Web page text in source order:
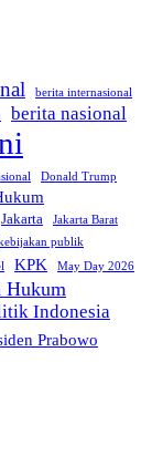
berita internasional
berita nasional
Donald Trump
Jakarta
Jakarta Barat
publik
KPK May Day 2026
Hukum
Indonesia
Prabowo